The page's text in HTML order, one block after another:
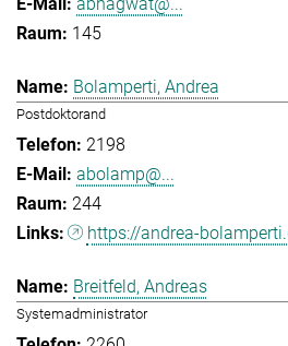
145
Bolamperti, Andrea
Postdoktorand
2198
abolamp@...
244
https://andrea-
Breitfeld, Andreas
Systemadministrator